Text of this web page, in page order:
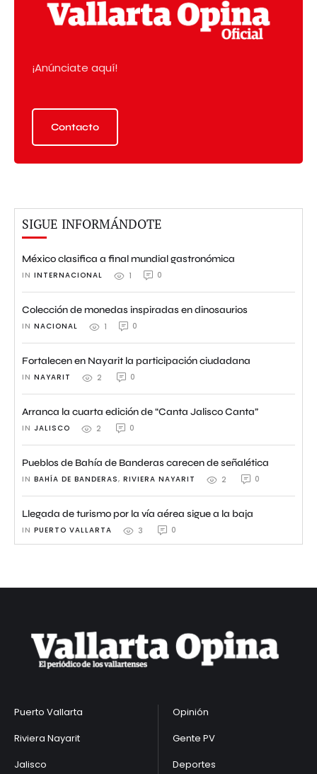
¡Anúnciate aquí!
Contacto
SIGUE INFORMÁNDOTE
México clasifica a final mundial gastronómica
IN INTERNACIONAL 1 0
Colección de monedas inspiradas en dinosaurios
IN NACIONAL 1 0
Fortalecen en Nayarit la participación ciudadana
IN NAYARIT 2 0
Arranca la cuarta edición de “Canta Jalisco Canta”
IN JALISCO 2 0
Pueblos de Bahía de Banderas carecen de señalética
IN BAHÍA DE BANDERAS, RIVIERA NAYARIT 2 0
Llegada de turismo por la vía aérea sigue a la baja
IN PUERTO VALLARTA 3 0
Puerto Vallarta
Riviera Nayarit
Jalisco
Opinión
Gente PV
Deportes